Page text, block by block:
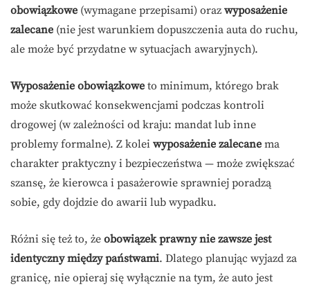
obowiązkowe (wymagane przepisami) oraz wyposażenie
zalecane (nie jest warunkiem dopuszczenia auta do ruchu,
ale może być przydatne w sytuacjach awaryjnych).
Wyposażenie obowiązkowe to minimum, którego brak
może skutkować konsekwencjami podczas kontroli
drogowej (w zależności od kraju: mandat lub inne
problemy formalne). Z kolei wyposażenie zalecane ma
charakter praktyczny i bezpieczeństwa — może zwiększać
szansę, że kierowca i pasażerowie sprawniej poradzą
sobie, gdy dojdzie do awarii lub wypadku.
Różni się też to, że obowiązek prawny nie zawsze jest
identyczny między państwami. Dlatego planując wyjazd za
granicę, nie opieraj się wyłącznie na tym, że auto jest